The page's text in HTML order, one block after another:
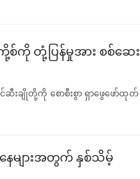
ကို့စ်ကို တုံ့ပြန်မှုအား စစ်ဆေး
ဆီးချိုတို့ကို စောစီးစွာ ရှာဖွေဖော်ထုတ်
နေများအတွက် နှစ်သိမ့်